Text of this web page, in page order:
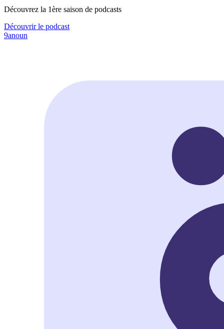
Découvrez la 1ère saison de podcasts
Découvrir le podcast
9anoun